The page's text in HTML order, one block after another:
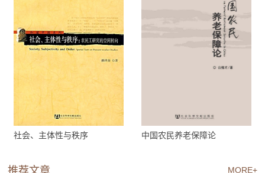
社会、主体性与秩序 中国农民养老保障论
MORE+
推荐文章